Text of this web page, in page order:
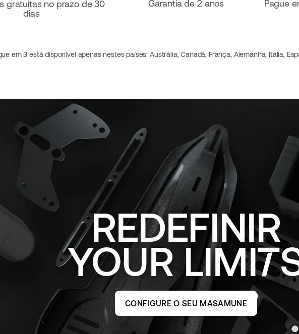
gratuitas no prazo de 30
dias
Garantia de 2 anos Pague
em 3 está disponível apenas nestes países: Austrália, Canadá, França, Alemanha, Itália,
REDEFINIR
YOURLIMI
CONFIGURE O SEU MASAMUNE